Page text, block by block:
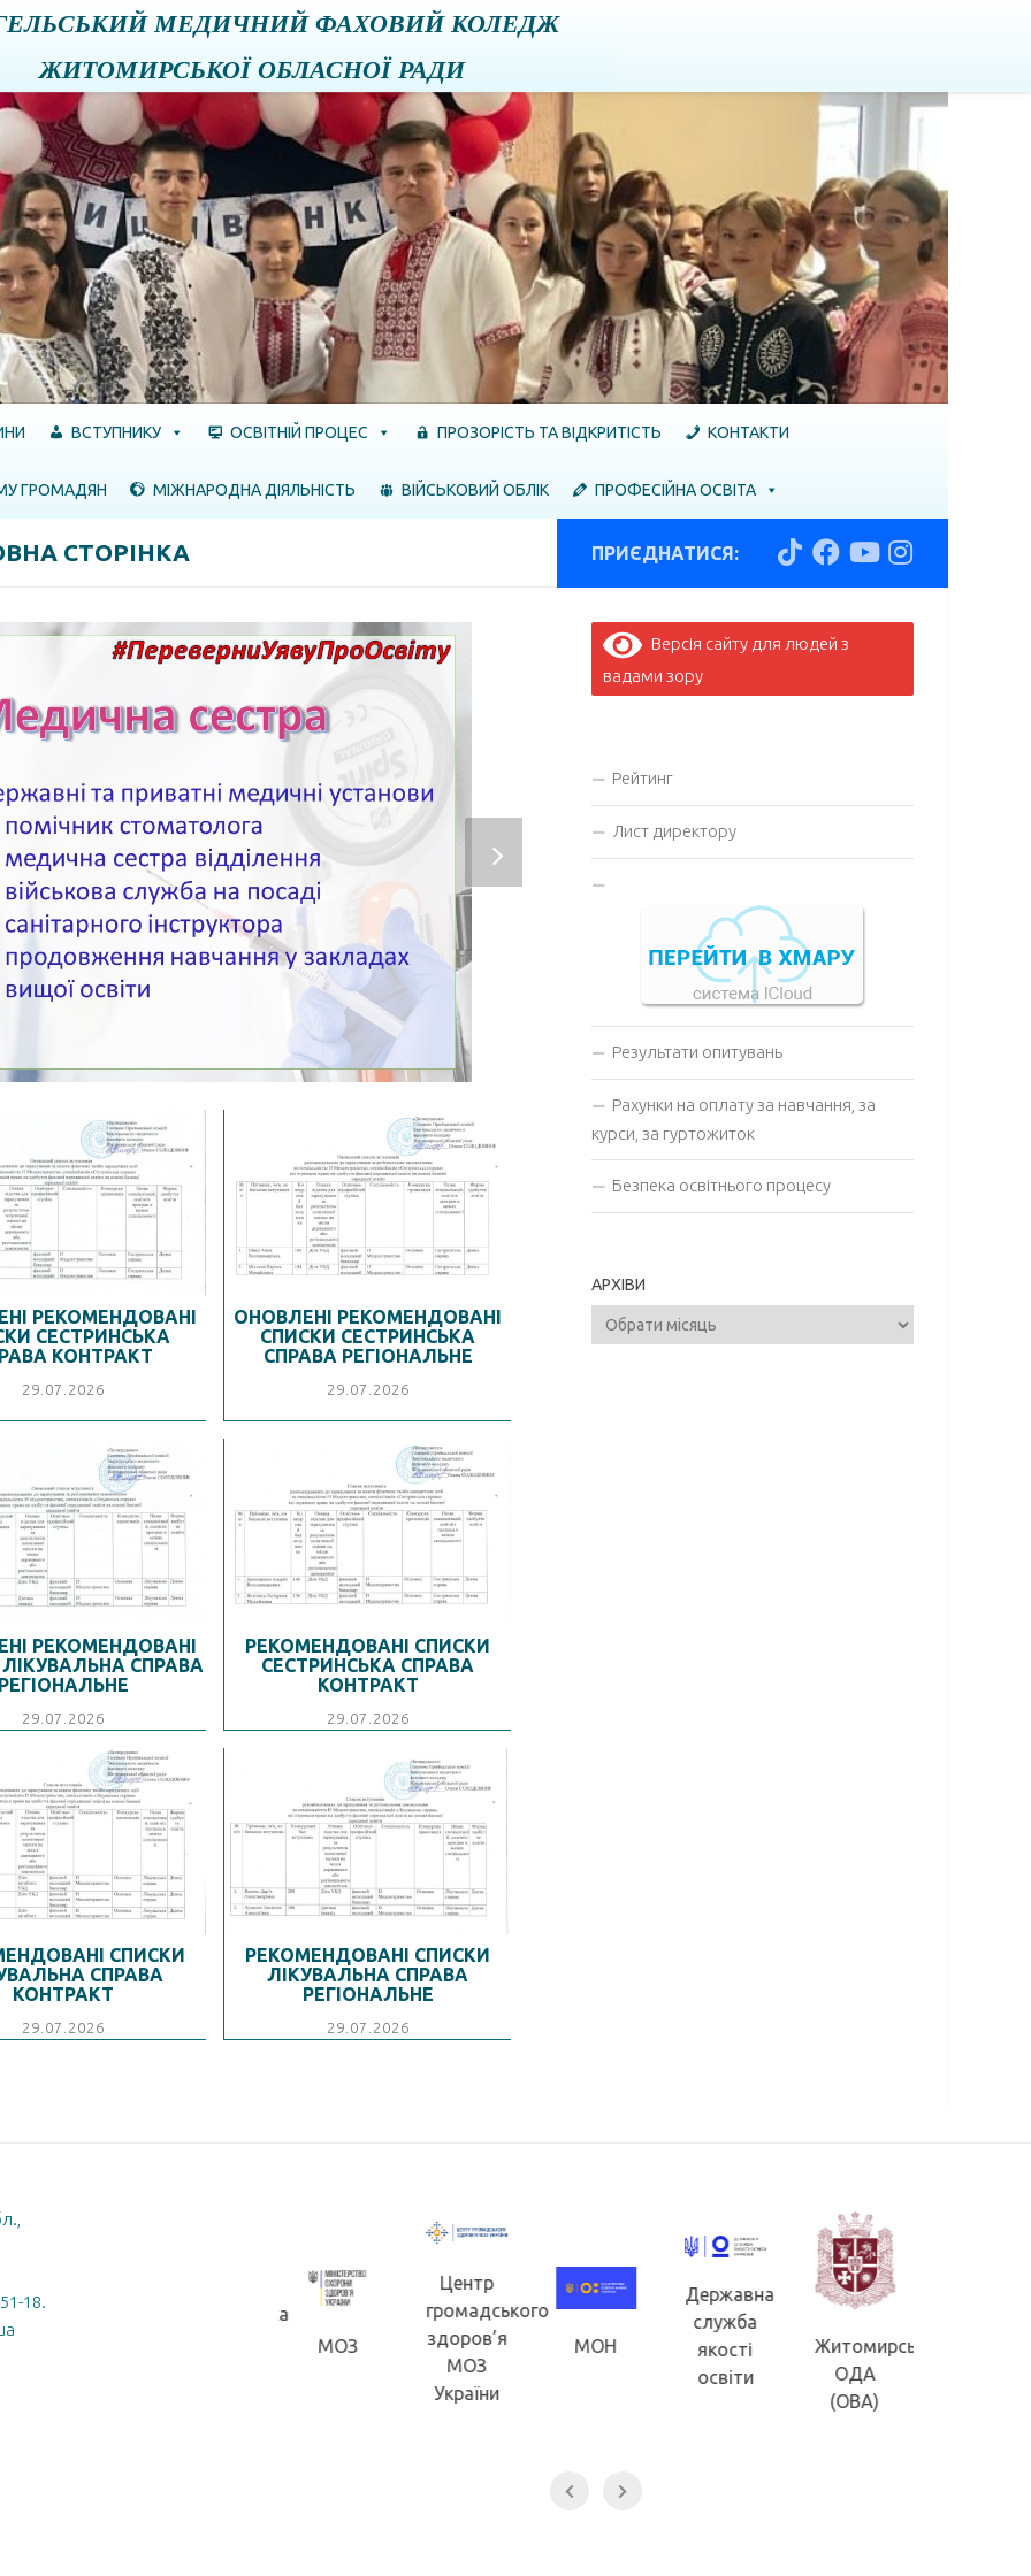
МЕДИЧНИЙ ФАХОВИЙ КОЛЕДЖ
ЖИТОМИРСЬКОЇ ОБЛАСНОЇ РАДИ
ВСТУПНИКУ ОСВІТНІЙ ПРОЦЕС ПРОЗОРІСТЬ ТА ВІДКРИТІСТЬ КОНТАКТИ
ГРОМАДЯН МІЖНАРОДНА ДІЯЛЬНІСТЬ ВІЙСЬКОВИЙ ОБЛІК ПРОФЕСІЙНА ОСВІТА
СТОРІНКА
РЕКОМЕНДОВАНІ
СЕСТРИНСЬКА
КОНТРАКТ
29.07.2026
ОНОВЛЕНІ РЕКОМЕНДОВАНІ
СПИСКИ СЕСТРИНСЬКА
СПРАВА РЕГІОНАЛЬНЕ
29.07.2026
РЕКОМЕНДОВАНІ
СПРАВА
29.07.2026
РЕКОМЕНДОВАНІ СПИСКИ
СЕСТРИНСЬКА СПРАВА
КОНТРАКТ
29.07.2026
СПИСКИ
СПРАВА
КОНТРАКТ
29.07.2026
РЕКОМЕНДОВАНІ СПИСКИ
ЛІКУВАЛЬНА СПРАВА
РЕГІОНАЛЬНЕ
29.07.2026
ПРИЄДНАТИСЯ:
Версія сайту для людей з
вадами зору
Рейтинг
Лист директору
Результати опитувань
Рахунки на оплату за навчання, за
курси, за гуртожиток
Безпека освітнього процесу
АРХІВИ
18.
Житомирська
МОЗ
Центр
громадського
здоров’я
МОЗ
України
МОН
Державна
служба
якості
освіти
Житомирська
ОДА
(ОВА)